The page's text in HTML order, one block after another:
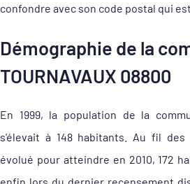
confondre avec son code postal qui est
Démographie de la
TOURNAVAUX 08800
En 1999, la population de la
s'élevait à 148 habitants. Au fil
évolué pour atteindre en 2010, 172